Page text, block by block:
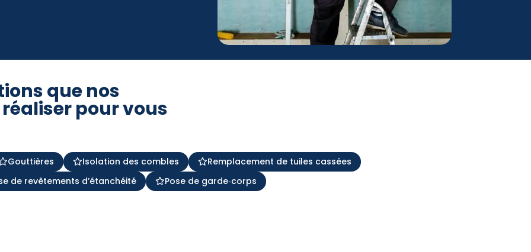
que nos
pour vous
Gouttières Isolation des combles
Remplacement de tuiles cassées
de revêtements d’étanchéité
Pose de garde‑corps